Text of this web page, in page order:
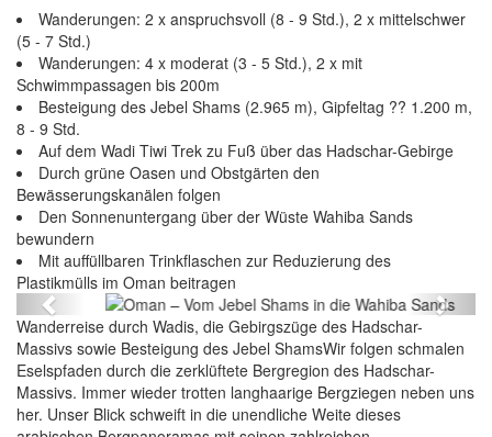
Wanderungen: 2 x anspruchsvoll (8 - 9 Std.), 2 x mittelschwer
(5 - 7 Std.)
Wanderungen: 4 x moderat (3 - 5 Std.), 2 x mit
Schwimmpassagen bis 200m
Besteigung des Jebel Shams (2.965 m), Gipfeltag ?? 1.200 m,
8 - 9 Std.
Auf dem Wadi Tiwi Trek zu Fuß über das Hadschar-Gebirge
Durch grüne Oasen und Obstgärten den
Bewässerungskanälen folgen
Den Sonnenuntergang über der Wüste Wahiba Sands
bewundern
Mit auffüllbaren Trinkflaschen zur Reduzierung des
Plastikmülls im Oman beitragen
Oman – Vom Jebel Shams in die Wahiba Sands
Previous Next
Wanderreise durch Wadis, die Gebirgszüge des Hadschar-
Massivs sowie Besteigung des Jebel ShamsWir folgen schmalen
Eselspfaden durch die zerklüftete Bergregion des Hadschar-
Massivs. Immer wieder trotten langhaarige Bergziegen neben uns
her. Unser Blick schweift in die unendliche Weite dieses